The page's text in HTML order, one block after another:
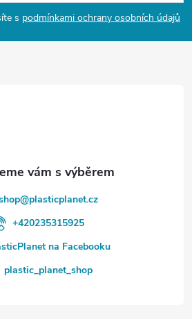
s podmínkami ochrany osobních údajů
@plasticplanet.cz
+420235315925
na Facebooku
plastic_planet_shop